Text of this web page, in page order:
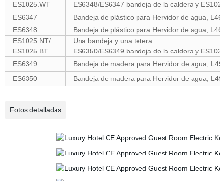
ES1025.WT
ES6348/ES6347 bandeja de la caldera y
ES6347
Bandeja de plástico para Hervidor de agua,
ES6348
Bandeja de plástico para Hervidor de agua,
ES1025.NT/
ES1025.BT
Una bandeja y una tetera
ES6350/ES6349 bandeja de la caldera y
ES6349
Bandeja de madera para Hervidor de agua,
ES6350
Bandeja de madera para Hervidor de agua,
Fotos detalladas